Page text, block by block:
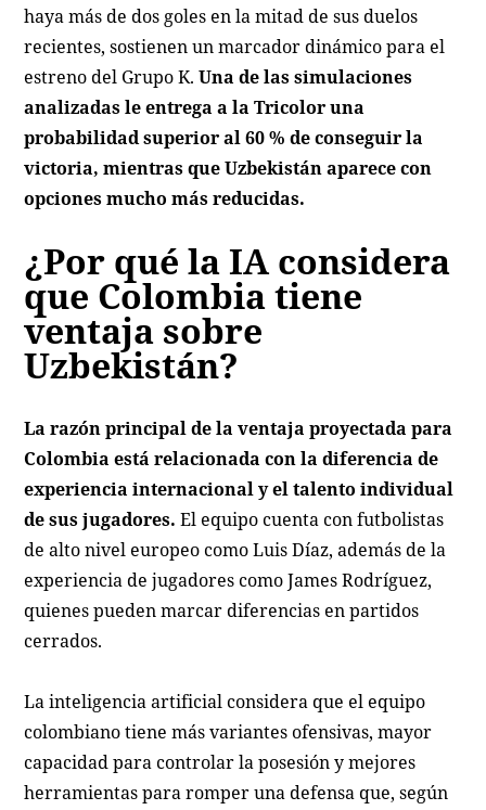
haya más de dos goles en la mitad de sus duelos
recientes, sostienen un marcador dinámico para el
estreno del Grupo K.Una de las simulaciones
analizadas le entrega a la Tricolor una
probabilidad superior al 60 % de conseguir la
victoria, mientras que Uzbekistán aparece con
opciones mucho más reducidas.
¿Por qué la IA considera
que Colombia tiene
ventaja sobre
Uzbekistán?
La razón principal de la ventaja proyectada para
Colombia está relacionada con la diferencia de
experiencia internacional y el talento individual
de sus jugadores. El equipo cuenta con futbolistas
de alto nivel europeo como Luis Díaz, además de la
experiencia de jugadores como James Rodríguez,
quienes pueden marcar diferencias en partidos
cerrados.
La inteligencia artificial considera que el equipo
colombiano tiene más variantes ofensivas, mayor
capacidad para controlar la posesión y mejores
herramientas para romper una defensa que, según